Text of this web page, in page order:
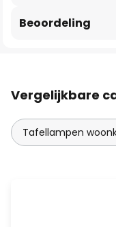
Beoordeling
Vergelijkbare
Tafellampen